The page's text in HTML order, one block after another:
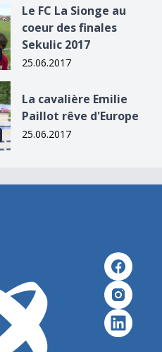
des finales Sekulic 2017
Le FC La Sionge au
coeur des finales
Sekulic 2017
25.06.2017
rêve d&#039;Europe
La cavalière Emilie
Paillot rêve d'Europe
25.06.2017